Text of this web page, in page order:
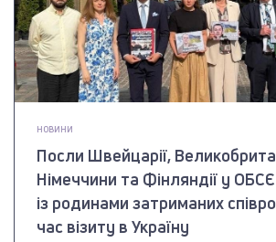
НОВИНИ
Посли Швейцарії,
Німеччини та Фінляндії у
із родинами затриманих
час візиту в Україну